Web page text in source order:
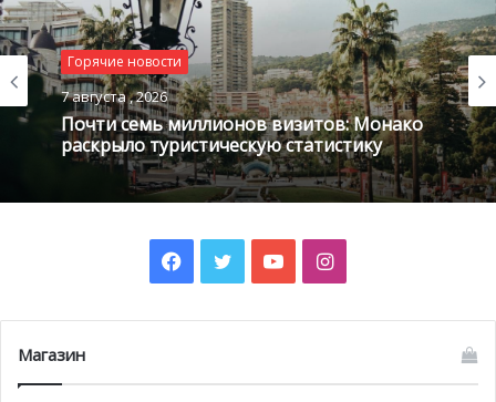
Экотуризм, например, может играть важную
экономическую роль, если он приносит взаимную пользу
морскому биоразнообразию. Эта идея была предложена
в рамках дискуссии, проведенной в прошлый вторник,
26 марта, в Яхт-клубе Монако Ассоциацией Монако
области образования, культуры и здравоохранения с
момента своего создания в 2006 году.
Горячие новости
7 августа , 2026
Почти семь миллионов визитов: Монако
раскрыло туристическую статистику
Facebook
TwitterYouTubeInstagram
Магазин